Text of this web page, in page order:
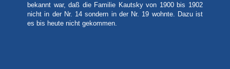
bekannt war, daß die Familie Kautsky von 1900 bis 1902
nicht in der Nr. 14 sondern in der Nr. 19 wohnte. Dazu ist
es bis heute nicht gekommen.